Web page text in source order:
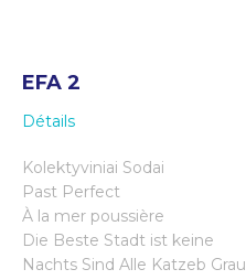
EFA 2
Détails
Kolektyviniai Sodai
Past Perfect
À la mer poussière
Die Beste Stadt ist keine
Nachts Sind Alle Katzeb Grau